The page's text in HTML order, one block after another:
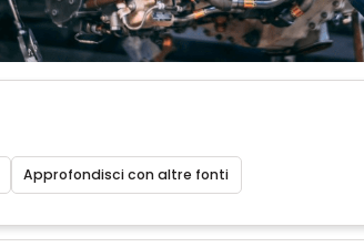
Approfondisci con altre fonti